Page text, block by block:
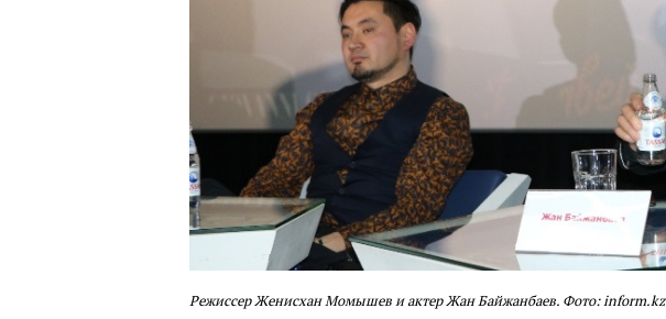
Режиссер Женисхан Момышев и актер Жан Байжанбаев. Фото: inform.kz